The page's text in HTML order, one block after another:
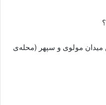
میدان مولوی و سپهر (محله‌ی